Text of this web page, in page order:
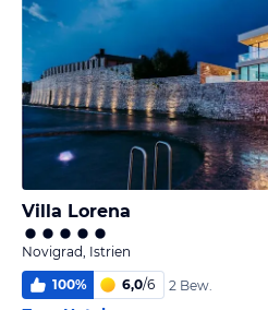
Villa Lorena
Novigrad, Istrien
100% 6,0/6 2 Bew.